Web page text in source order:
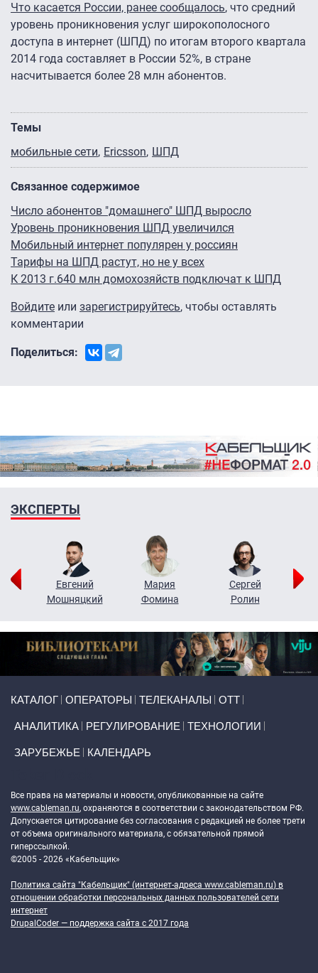
Что касается России, ранее сообщалось, что средний
уровень проникновения услуг широкополосного
доступа в интернет (ШПД) по итогам второго квартала
2014 года составляет в России 52%, в стране
насчитывается более 28 млн абонентов.
Темы
мобильные сети Ericsson ШПД
Связанное содержимое
Число абонентов "домашнего" ШПД выросло
Уровень проникновения ШПД увеличился
Мобильный интернет популярен у россиян
Тарифы на ШПД растут, но не у всех
К 2013 г.640 млн домохозяйств подключат к ШПД
Войдите или зарегистрируйтесь, чтобы оставлять
комментарии
Поделиться:
ЭКСПЕРТЫ
Евгений
Мошняцкий
Мария
Фомина
Сергей
Ролин
КАТАЛОГ ОПЕРАТОРЫ ТЕЛЕКАНАЛЫ ОТТ
АНАЛИТИКА РЕГУЛИРОВАНИЕ ТЕХНОЛОГИИ
ЗАРУБЕЖЬЕ КАЛЕНДАРЬ
Все права на материалы и новости, опубликованные на сайте
www.cableman.ru, охраняются в соответствии с законодательством РФ.
Допускается цитирование без согласования с редакцией не более трети
от объема оригинального материала, с обязательной прямой
гиперссылкой.
©2005 - 2026 «Кабельщик»
Политика сайта "Кабельщик" (интернет-адреса www.cableman.ru) в
отношении обработки персональных данных пользователей сети
интернет
DrupalCoder — поддержка сайта c 2017 года